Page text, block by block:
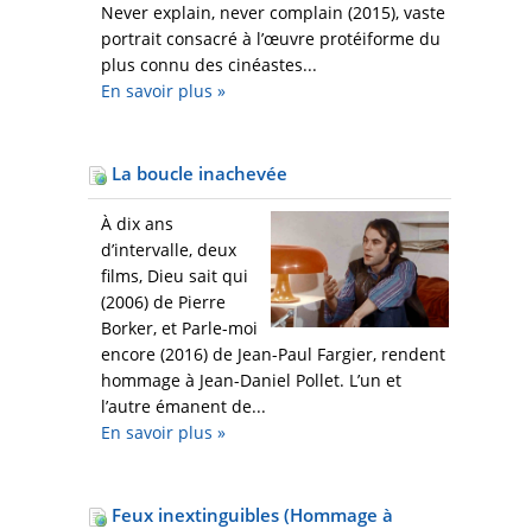
Never explain, never complain (2015), vaste
portrait consacré à l’œuvre protéiforme du
plus connu des cinéastes...
En savoir plus »
La boucle inachevée
À dix ans
d’intervalle, deux
films, Dieu sait qui
(2006) de Pierre
Borker, et Parle-moi
encore (2016) de Jean-Paul Fargier, rendent
hommage à Jean-Daniel Pollet. L’un et
l’autre émanent de...
En savoir plus »
Feux inextinguibles (Hommage à